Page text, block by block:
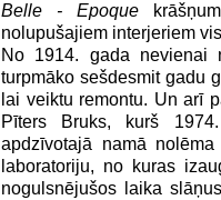
Belle - Epoque
nolupušajiem interjeriem
No 1914. gada nevienai
turpmāko sešdesmit gadu
lai veiktu remontu. Un arī
Pīters Bruks, kurš
apdzīvotajā namā
laboratoriju, no kuras
nogulsnējušos laika